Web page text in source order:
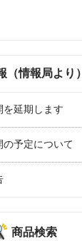
（情報局より）
を延期します
の予定について
商品検索